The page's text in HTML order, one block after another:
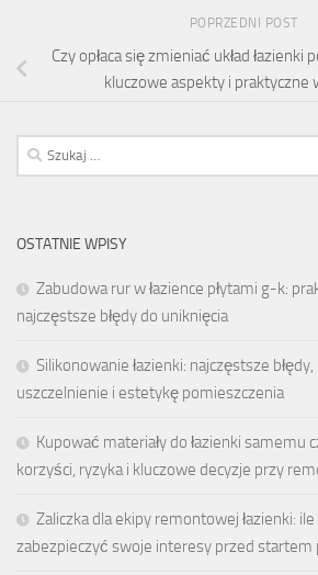
POPRZEDNI POST
Czy opłaca się zmieniać układ
kluczowe aspekty i praktyczne
Szukaj:
OSTATNIE WPISY
Zabudowa rur w łazience płytami g-k:
najczęstsze błędy do uniknięcia
Silikonowanie łazienki: najczęstsze
uszczelnienie i estetykę pomieszczenia
Kupować materiały do łazienki samemu
korzyści, ryzyka i kluczowe decyzje przy
Zaliczka dla ekipy remontowej łazienki: ile
zabezpieczyć swoje interesy przed startem